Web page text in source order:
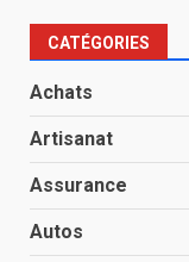
CATÉGORIES
Achats
Artisanat
Assurance
Autos